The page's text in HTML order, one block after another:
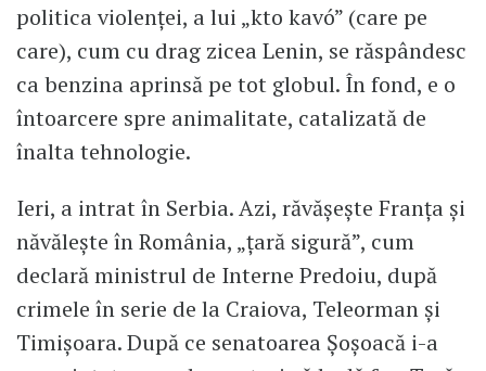
politica violenței, a lui „kto kavó” (care pe
care), cum cu drag zicea Lenin, se răspândesc
ca benzina aprinsă pe tot globul. În fond, e o
întoarcere spre animalitate, catalizată de
înalta tehnologie.
Ieri, a intrat în Serbia. Azi, răvășește Franța și
năvălește în România, „țară sigură”, cum
declară ministrul de Interne Predoiu, după
crimele în serie de la Craiova, Teleorman și
Timișoara. După ce senatoarea Șoșoacă i-a